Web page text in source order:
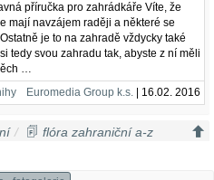
příručka pro zahrádkáře Víte, že
mají navzájem raději a některé se
je to na zahradě vždycky také
tedy svou zahradu tak, abyste z ní měli
…
Euromedia Group k.s. | 16.02. 2016
flóra zahraniční a-z